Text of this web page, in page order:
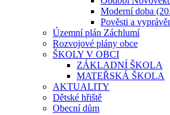
Moderní doba
Pověsti a
Územní plán Záchlumí
Rozvojové plány obce
ŠKOLY V OBCI
ZÁKLADNÍ ŠKOLA
MATEŘSKÁ ŠKOLA
AKTUALITY
Dětské hřiště
Obecní dům